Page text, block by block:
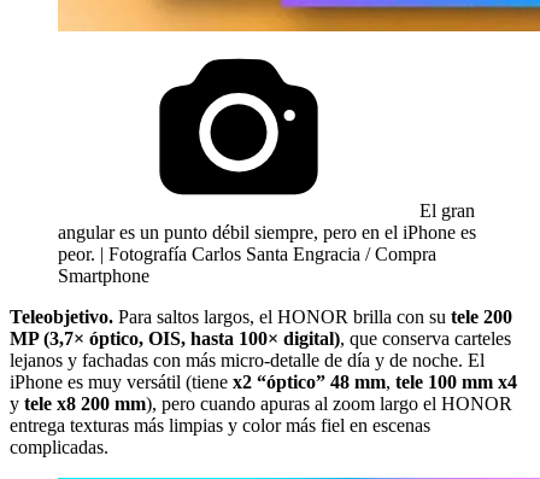
El gran
angular es un punto débil siempre, pero en el iPhone es
peor. | Fotografía Carlos Santa Engracia / Compra
Smartphone
Teleobjetivo. Para saltos largos, el HONOR brilla con su tele 200
MP (3,7× óptico, OIS, hasta 100× digital), que conserva carteles
lejanos y fachadas con más micro-detalle de día y de noche. El
iPhone es muy versátil (tiene x2 “óptico” 48 mm, tele 100 mm x4
y tele x8 200 mm), pero cuando apuras al zoom largo el HONOR
entrega texturas más limpias y color más fiel en escenas
complicadas.